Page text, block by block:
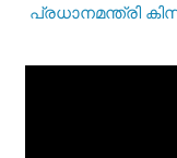
പ്രധാനമന്ത്രി